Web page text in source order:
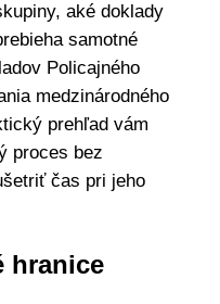
aké doklady
samotné
Policajného
medzinárodného
prehľad vám
proces bez
čas pri jeho
hranice